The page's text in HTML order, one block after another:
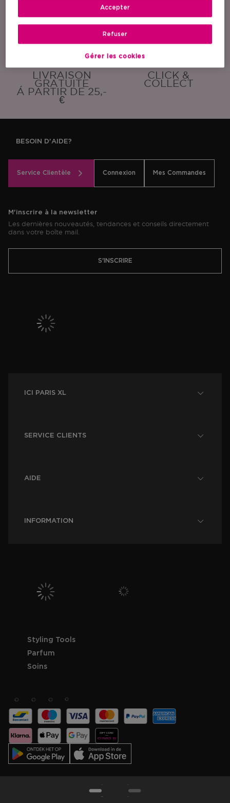
ÉCHANTILLONS
GRATUITS
EMBALLAGE
CADEAU
LIVRAISON
GRATUITE
Á PARTIR DE 25,-
€
CLICK &
COLLECT
BESOIN D'AIDE?
Service Clientèle Connexion Mes Commandes
M'inscrire à la newsletter
Les dernières nouveautés, tendances et conseils directement
dans votre boîte mail.
S'INSCRIRE
ICI PARIS XL
SERVICE CLIENTS
AIDE
INFORMATION
Styling Tools
Parfum
Soins
Gérer les cookies
Refuser
Accepter